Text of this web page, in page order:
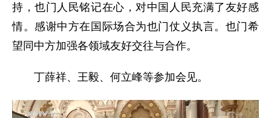
持，也门人民铭记在心，对中国人民充满了友好感
情。感谢中方在国际场合为也门仗义执言。也门希
望同中方加强各领域友好交往与合作。
丁薛祥、王毅、何立峰等参加会见。